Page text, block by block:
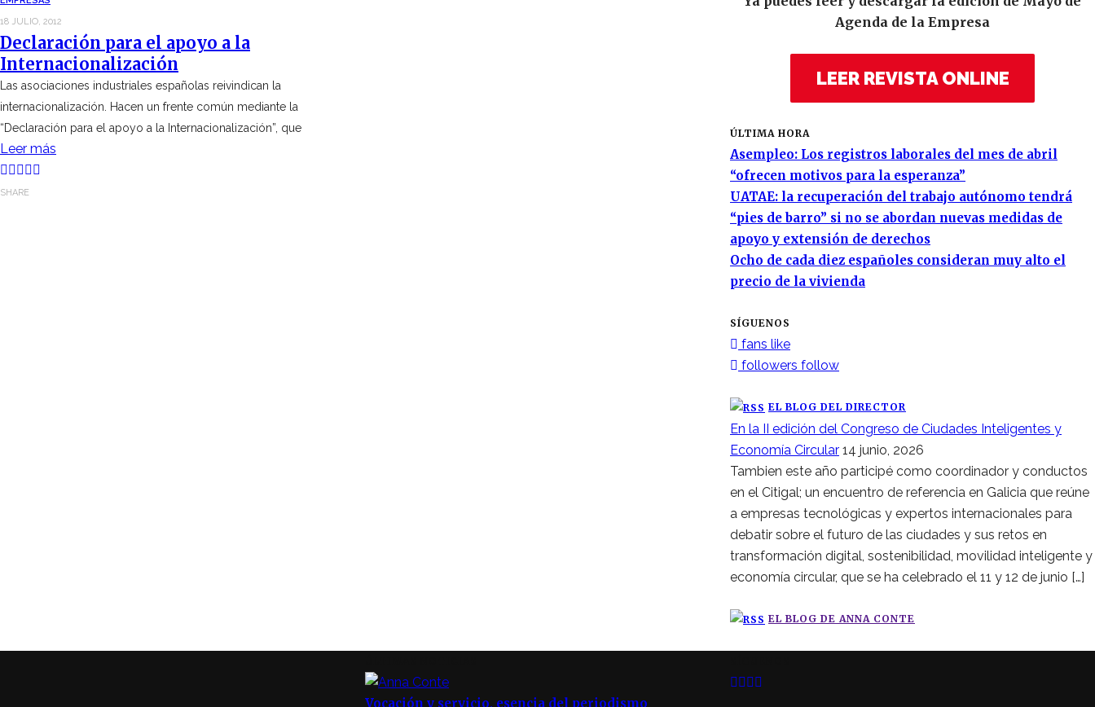
18 JULIO, 2012
Declaración para el apoyo a la
Internacionalización
Las asociaciones industriales españolas reivindican la
internacionalización. Hacen un frente común mediante la
“Declaración para el apoyo a la Internacionalización”, que
Leer más
SHARE
Agenda de la Empresa
LEER REVISTA ONLINE
ÚLTIMA HORA
Asempleo: Los registros laborales del mes de abril
“ofrecen motivos para la esperanza”
UATAE: la recuperación del trabajo autónomo tendrá
“pies de barro” si no se abordan nuevas medidas de
apoyo y extensión de derechos
Ocho de cada diez españoles consideran muy alto el
precio de la vivienda
SÍGUENOS
fans like
followers follow
EL BLOG DEL DIRECTOR
En la II edición del Congreso de Ciudades Inteligentes y
Economía Circular 14 junio, 2026
Tambien este año participé como coordinador y conductos
en el Citigal; un encuentro de referencia en Galicia que reúne
a empresas tecnológicas y expertos internacionales para
debatir sobre el futuro de las ciudades y sus retos en
transformación digital, sostenibilidad, movilidad inteligente y
economía circular, que se ha celebrado el 11 y 12 de junio […]
EL BLOG DE ANNA CONTE
Vocación y servicio, esencia del periodismo